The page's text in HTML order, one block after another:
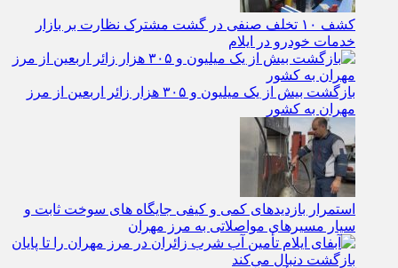
کشف ۱۰ تخلف صنفی در گشت مشترک نظارت بر بازار
خدمات خودرو در ایلام
بازگشت بیش از یک میلیون و ۳۰۵ هزار زائر اربعین از مرز
مهران به کشور
استمرار بازدیدهای کمی و کیفی جایگاه‌ های سوخت ثابت و
سیار مسیرهای مواصلاتی به مرز مهران